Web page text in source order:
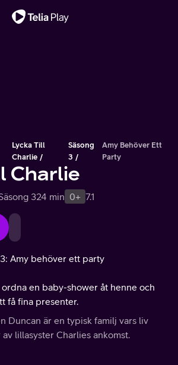
Lycka Till
Charlie
Säsong
3
Amy Behöver Ett
Party
Charlie
324 min 0+ 7.1
Amy behöver ett party
en baby-shower åt henne och
få fina presenter.
Duncan är en typisk familj vars liv
lillasyster Charlies ankomst.